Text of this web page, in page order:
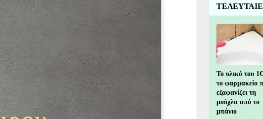
Το υλικό του
το φαρμακείο
εξαφανίζει τη
μούχλα από το
μπάνιο